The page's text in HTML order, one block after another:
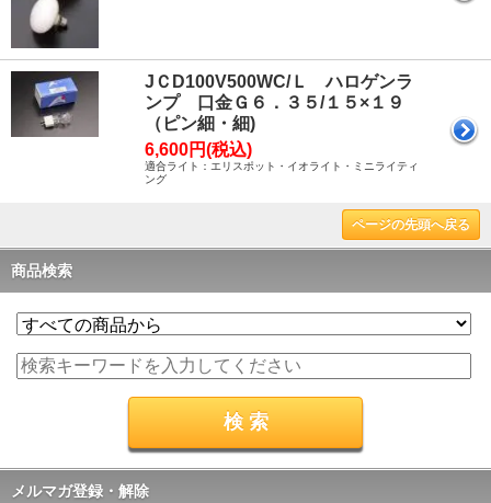
JＣD100V500WC/Ｌ ハロゲンラ
ンプ 口金Ｇ６．３５/１５×１９
（ピン細・細)
6,600円(税込)
適合ライト：エリスポット・イオライト・ミニライティ
ング
ページの先頭へ戻る
商品検索
メルマガ登録・解除